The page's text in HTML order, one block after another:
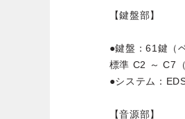
【鍵盤部】
●鍵盤：61鍵（
標準 C2 ～ C7
●システム：
【音源部】